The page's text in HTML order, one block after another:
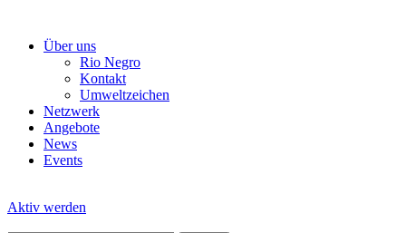
Über uns
Rio Negro
Kontakt
Umweltzeichen
Netzwerk
Angebote
News
Events
Aktiv werden